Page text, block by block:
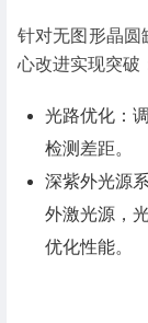
针对无图形晶圆
心改进实现突破
光路优化：
检测差距。
深紫外光源
外激光源，
优化性能。